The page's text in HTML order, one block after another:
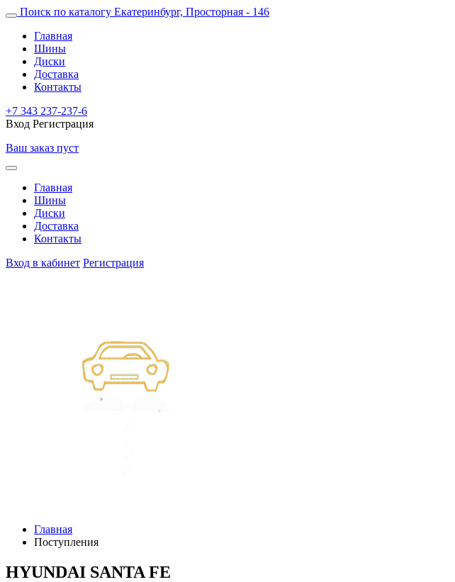
Поиск по каталогу Екатеринбург, Просторная - 146
Главная
Шины
Диски
Доставка
Контакты
+7 343 237-237-6
Вход Регистрация
Ваш заказ пуст
Главная
Шины
Диски
Доставка
Контакты
Вход в кабинет Регистрация
Главная
Поступления
HYUNDAI SANTA FE